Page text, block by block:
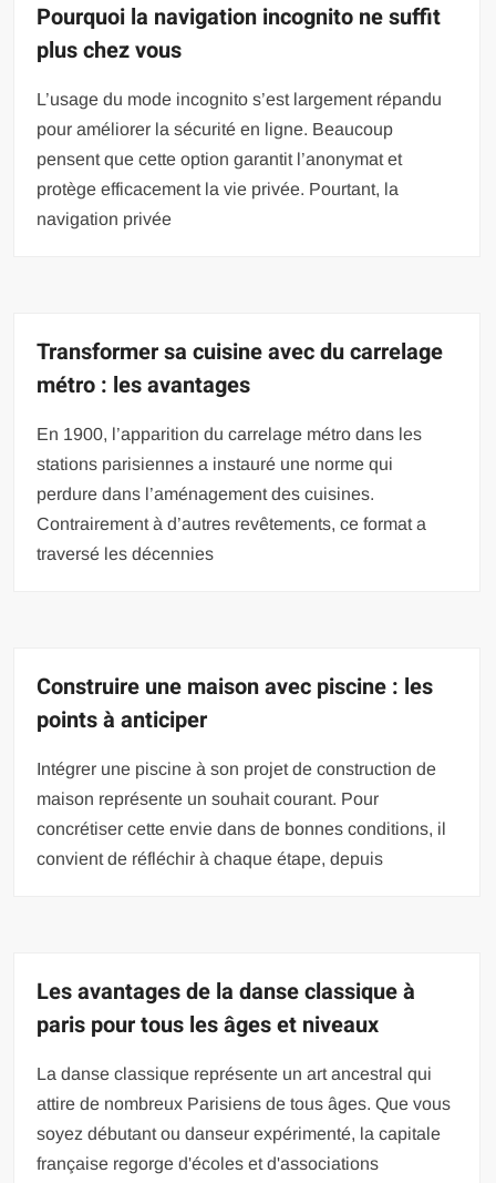
Pourquoi la navigation incognito ne suffit
plus chez vous
L’usage du mode incognito s’est largement répandu
pour améliorer la sécurité en ligne. Beaucoup
pensent que cette option garantit l’anonymat et
protège efficacement la vie privée. Pourtant, la
navigation privée
Transformer sa cuisine avec du carrelage
métro : les avantages
En 1900, l’apparition du carrelage métro dans les
stations parisiennes a instauré une norme qui
perdure dans l’aménagement des cuisines.
Contrairement à d’autres revêtements, ce format a
traversé les décennies
Construire une maison avec piscine : les
points à anticiper
Intégrer une piscine à son projet de construction de
maison représente un souhait courant. Pour
concrétiser cette envie dans de bonnes conditions, il
convient de réfléchir à chaque étape, depuis
Les avantages de la danse classique à
paris pour tous les âges et niveaux
La danse classique représente un art ancestral qui
attire de nombreux Parisiens de tous âges. Que vous
soyez débutant ou danseur expérimenté, la capitale
française regorge d'écoles et d'associations